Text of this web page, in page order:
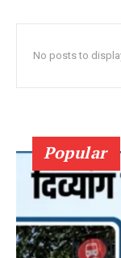
No posts to
Popular